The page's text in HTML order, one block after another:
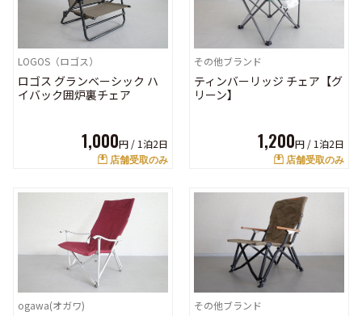
LOGOS（ロゴス）
ロゴス グランベーシック ハ
イバック囲炉裏チェア
1,000円 / 1泊2日
店舗受取のみ
その他ブランド
ティンバーリッジ チェア【グ
リーン】
1,200円 / 1泊2日
店舗受取のみ
ogawa(オガワ) その他ブランド